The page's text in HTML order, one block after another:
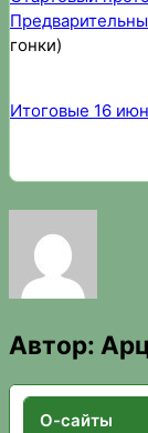
гонки)
Итоговые 16
Автор:
О-сайты